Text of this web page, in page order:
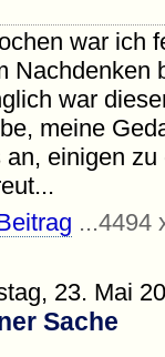
war ich
Nachdenken
war
meine
an, einigen
...4494
23. Mai
Sache